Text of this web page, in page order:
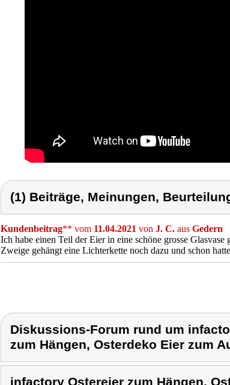
(1) Beiträge, Meinungen,
Kundenbeitrag** vom 11.04.2021 von J. C. aus Gedern
Ich habe einen Teil der Eier in eine schöne grosse
Zweige gehängt eine Lichterkette noch dazu und schon
Diskussions-Forum rund um
zum Hängen, Osterdeko Eier zum
infactory Ostereier zum Hängen,